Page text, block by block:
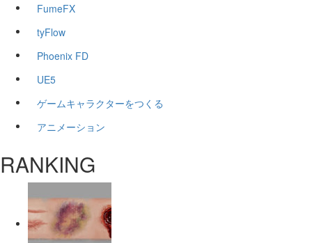
FumeFX
tyFlow
Phoenix FD
UE5
ゲームキャラクターをつくる
アニメーション
RANKING